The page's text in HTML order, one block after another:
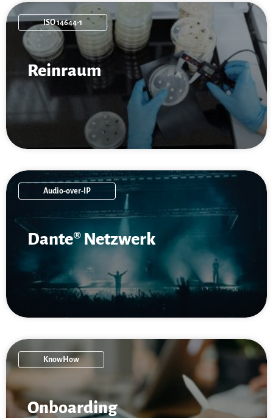
ISO 14644-1
Reinraum
Audio-over-IP
Dante® Netzwerk
KnowHow
On­boarding